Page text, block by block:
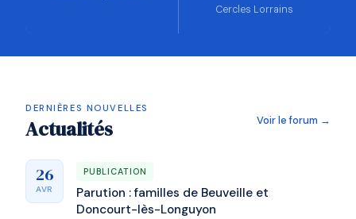
Cercles Lorrains
DERNIÈRES NOUVELLES
Actualités Voir le forum →
26
AVR
PUBLICATION
Parution : familles de Beuveille et
Doncourt-lès-Longuyon